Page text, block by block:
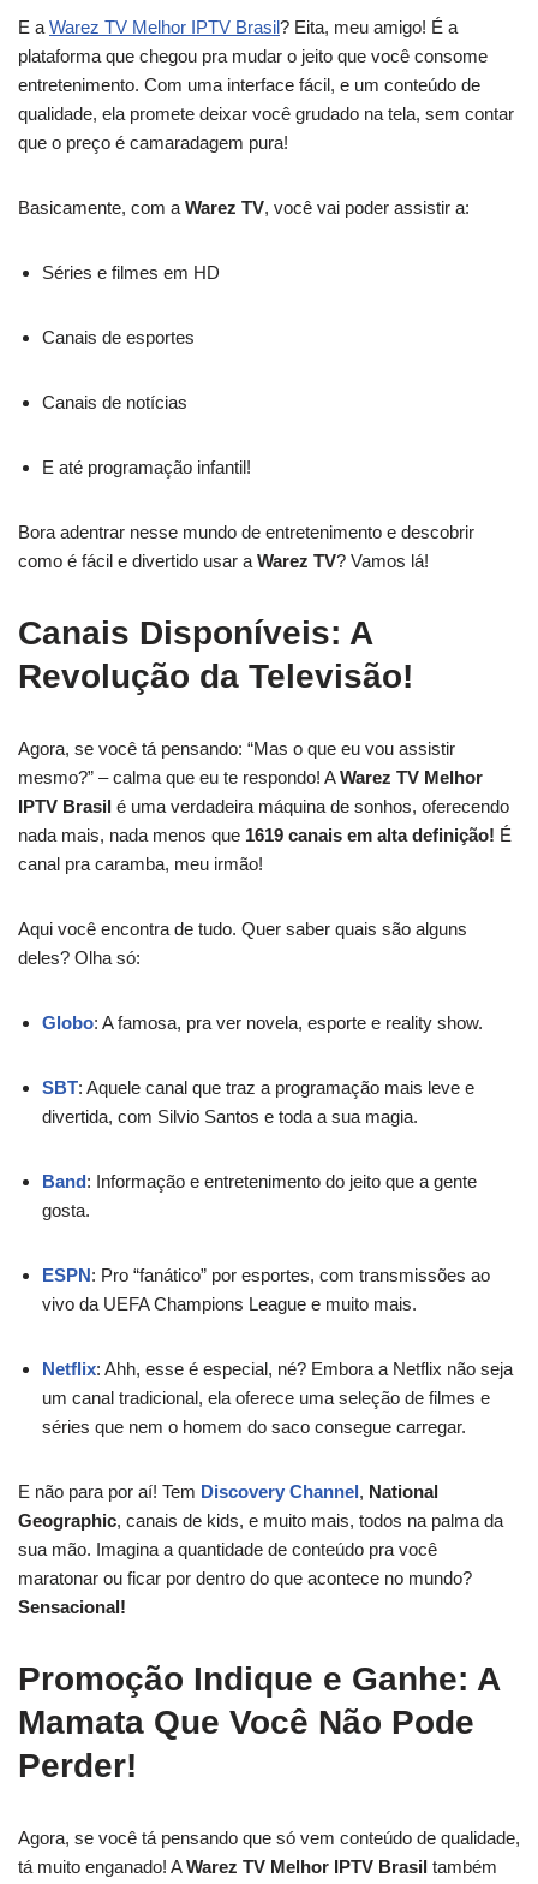
E a Warez TV Melhor IPTV Brasil? Eita, meu amigo! É a
plataforma que chegou pra mudar o jeito que você consome
entretenimento. Com uma interface fácil, e um conteúdo de
qualidade, ela promete deixar você grudado na tela, sem contar
que o preço é camaradagem pura!
Basicamente, com a Warez TV, você vai poder assistir a:
Séries e filmes em HD
Canais de esportes
Canais de notícias
E até programação infantil!
Bora adentrar nesse mundo de entretenimento e descobrir
como é fácil e divertido usar a Warez TV? Vamos lá!
Canais Disponíveis: A
Revolução da Televisão!
Agora, se você tá pensando: “Mas o que eu vou assistir
mesmo?” – calma que eu te respondo! AWarez TV Melhor
IPTV Brasil é uma verdadeira máquina de sonhos, oferecendo
nada mais, nada menos que 1619 canais em alta definição! É
canal pra caramba, meu irmão!
Aqui você encontra de tudo. Quer saber quais são alguns
deles? Olha só:
Globo: A famosa, pra ver novela, esporte e reality show.
SBT: Aquele canal que traz a programação mais leve e
divertida, com Silvio Santos e toda a sua magia.
Band: Informação e entretenimento do jeito que a gente
gosta.
ESPN: Pro “fanático” por esportes, com transmissões ao
vivo da UEFA Champions League e muito mais.
Netflix: Ahh, esse é especial, né? Embora a Netflix não seja
um canal tradicional, ela oferece uma seleção de filmes e
séries que nem o homem do saco consegue carregar.
E não para por aí! Tem Discovery Channel, National
Geographic, canais de kids, e muito mais, todos na palma da
sua mão. Imagina a quantidade de conteúdo pra você
maratonar ou ficar por dentro do que acontece no mundo?
Sensacional!
Promoção Indique e Ganhe: A
Mamata Que Você Não Pode
Perder!
Agora, se você tá pensando que só vem conteúdo de qualidade,
tá muito enganado! AWarez TV Melhor IPTV Brasil também